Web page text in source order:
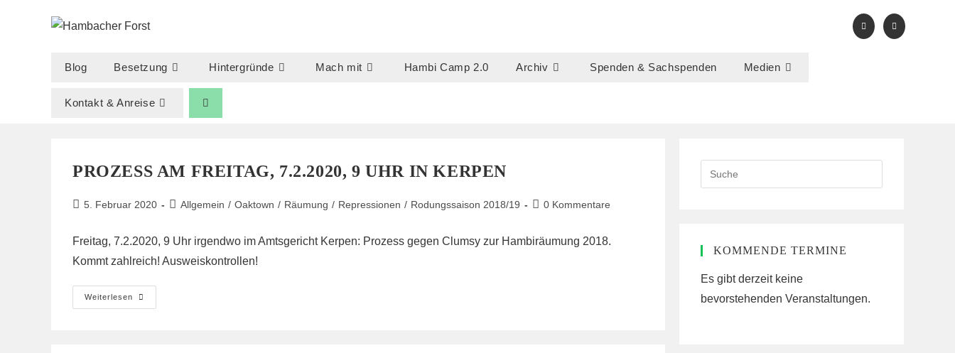
Blog Besetzung Hintergründe Mach mit Hambi Camp 2.0 Archiv Spenden & Sachspenden Medien
Kontakt & Anreise
PROZESS AM FREITAG, 7.2.2020, 9 UHR IN KERPEN
Beitrag
5. Februar 2020
Beitrags-
Allgemein / Oaktown / Räumung / Repressionen / Rodungssaison 2018/19
Beitrags-
0 Kommentare
Freitag, 7.2.2020, 9 Uhr irgendwo im Amtsgericht Kerpen: Prozess gegen Clumsy zur Hambiräumung 2018.
Kommt zahlreich! Ausweiskontrollen!
Weiterlesen
Prozess
Am
this
KOMMENDE TERMINE
Es gibt derzeit keine
bevorstehenden Veranstaltungen.